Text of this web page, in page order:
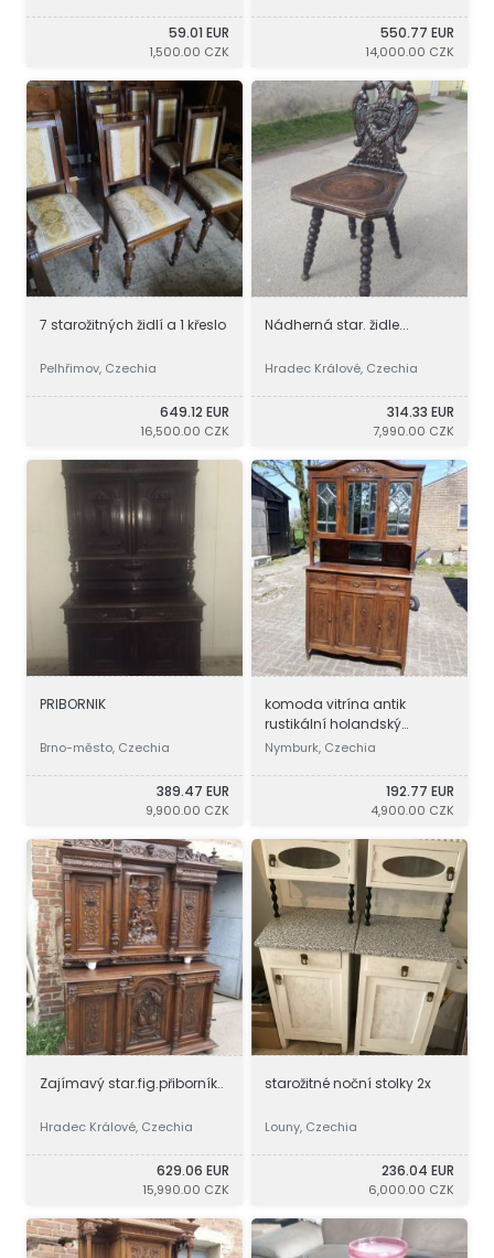
59.01 EUR
1,500.00 CZK
550.77 EUR
14,000.00 CZK
7 starožitných židlí a 1 křeslo
Pelhřimov, Czechia
649.12 EUR
16,500.00 CZK
Nádherná star. židle...
Hradec Králové, Czechia
314.33 EUR
7,990.00 CZK
PRIBORNIK
Brno-město, Czechia
389.47 EUR
9,900.00 CZK
komoda vitrína antik
rustikální holandský
nábytek+
Nymburk, Czechia
192.77 EUR
4,900.00 CZK
Zajímavý star.fig.přiborník..
Hradec Králové, Czechia
629.06 EUR
15,990.00 CZK
starožitné noční stolky 2x
Louny, Czechia
236.04 EUR
6,000.00 CZK